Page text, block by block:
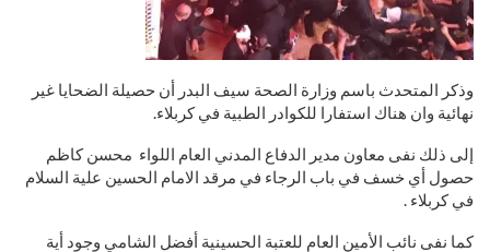
وذكر المتحدث باسم وزارة الصحة سيف البدر أن حصيلة الضحايا غير
نهائية وان هناك استفارا للكوادر الطبية في كربلاء.
إلى ذلك نفى معاون مدير الدفاع المدني العام اللواء محسن كاظم
حصول أي خسف في باب الرجاء في مرقد الامام الحسين علية السلام
في كربلاء .
كما نفى نائب الأمين العام للعتبة الحسينية أفضل الشامي وجود أية